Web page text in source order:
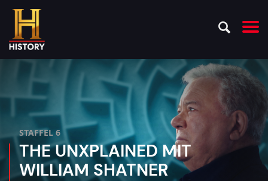
STAFFEL 6
THE UNXPLAINED MIT
WILLIAM SHATNER